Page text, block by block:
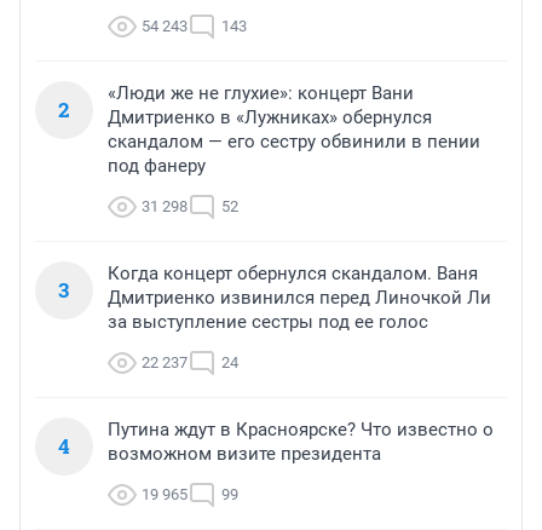
54 243 143
2
«Люди же не глухие»: концерт Вани
Дмитриенко в «Лужниках» обернулся
скандалом — его сестру обвинили в пении
под фанеру
31 298 52
3
Когда концерт обернулся скандалом. Ваня
Дмитриенко извинился перед Линочкой Ли
за выступление сестры под ее голос
22 237 24
4
Путина ждут в Красноярске? Что известно о
возможном визите президента
19 965 99